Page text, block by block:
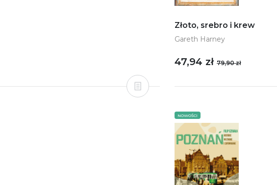
Złoto, srebro i krew
Gareth Harney
47,94 zł 79,90 zł
NOWOŚCI